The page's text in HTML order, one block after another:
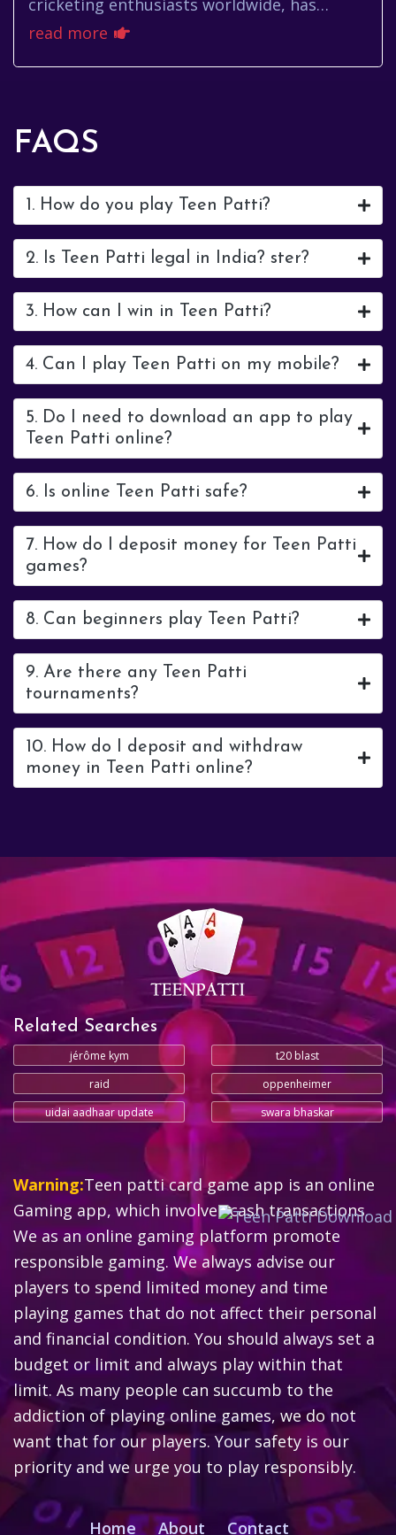
cricketing enthusiasts worldwide, has
rapidly ascended the ranks to become one
read more
FAQS
1. How do you play Teen Patti?
2. Is Teen Patti legal in India? ster?
3. How can I win in Teen Patti?
4. Can I play Teen Patti on my mobile?
5. Do I need to download an app to play
Teen Patti online?
6. Is online Teen Patti safe?
7. How do I deposit money for Teen Patti
games?
8. Can beginners play Teen Patti?
9. Are there any Teen Patti
tournaments?
10. How do I deposit and withdraw
money in Teen Patti online?
Related Searches
jérôme kym
t20 blast
raid
oppenheimer
uidai aadhaar update
swara bhaskar
Warning:Teen patti card game app is an online
Gaming app, which involves cash transactions.
We as an online gaming platform promote
responsible gaming. We always advise our
players to spend limited money and time
playing games that do not affect their personal
and financial condition. You should always set a
budget or limit and always play within that
limit. As many people can succumb to the
addiction of playing online games, we do not
want that for our players. Your safety is our
priority and we urge you to play responsibly.
Home About Contact